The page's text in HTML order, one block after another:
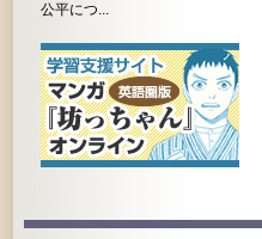
公平につ...